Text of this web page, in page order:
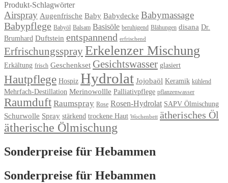
Produkt-Schlagwörter
Airspray Augenfrische Baby Babydecke Babymassage
Babypflege Babyöl Balsam Basisöle beruhigend Blähungen disana Dr.
Brumhard Duftstein entspannend erfrischend
ErfrischungssprayErkelenzer Mischung
Erkältung frisch Geschenkset Gesichtswasser glasiert
Hautpflege Hospiz Hydrolat Jojobaöl Keramik kühlend
Mehrfach-Destillation Merinowollle Palliativpflege pflanzenwasser
Raumduft Raumspray Rose Rosen-Hydrolat SAPV Ölmischung
Schurwolle Spray stärkend trockene Haut Wochenbett ätherisches Öl
ätherische Ölmischung
Sonderpreise für Hebammen
Sonderpreise für Hebammen